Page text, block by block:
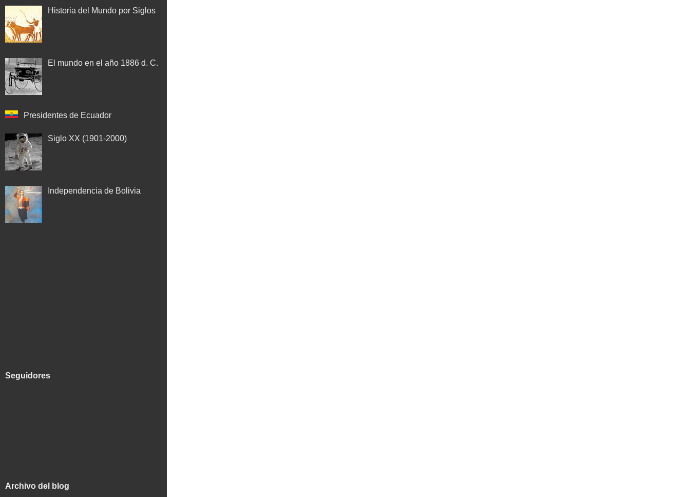
Historia del Mundo por Siglos
El mundo en el año 1886 d. C.
Presidentes de Ecuador
Siglo XX (1901-2000)
Independencia de Bolivia
Seguidores
Archivo del blog